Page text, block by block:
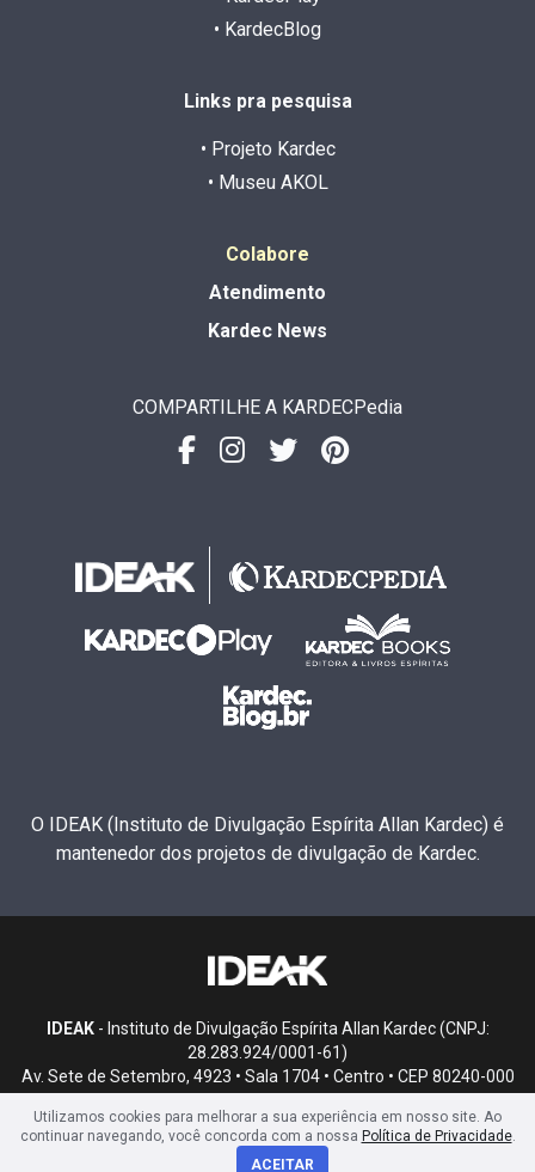
• KardecBlog
Links pra pesquisa
• Projeto Kardec
• Museu AKOL
Colabore
Atendimento
Kardec News
COMPARTILHE A KARDECPedia
O IDEAK (Instituto de Divulgação Espírita Allan Kardec) é
mantenedor dos projetos de divulgação de Kardec.
IDEAK- Instituto de Divulgação Espírita Allan Kardec (CNPJ:
28.283.924/0001-61)
Av. Sete de Setembro, 4923 • Sala 1704 • Centro • CEP 80240-000
Utilizamos cookies para melhorar a sua experiência em nosso site. Ao
continuar navegando, você concorda com a nossa Política de Privacidade.
ACEITAR